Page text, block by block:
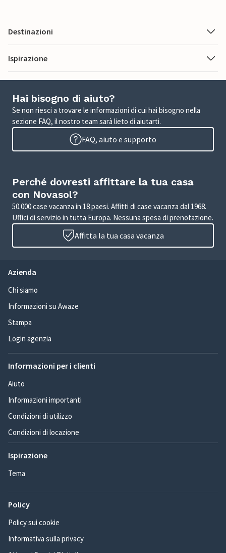
Destinazioni
Ispirazione
Hai bisogno di aiuto?
Se non riesci a trovare le informazioni di cui hai bisogno nella
sezione FAQ, il nostro team sarà lieto di aiutarti.
FAQ, aiuto e supporto
Perché dovresti affittare la tua casa
con Novasol?
50.000 case vacanza in 18 paesi. Affitti di case vacanza dal 1968.
Uffici di servizio in tutta Europa. Nessuna spesa di prenotazione.
Affitta la tua casa vacanza
Azienda
Chi siamo
Informazioni su Awaze
Stampa
Login agenzia
Informazioni per i clienti
Aiuto
Informazioni importanti
Condizioni di utilizzo
Condizioni di locazione
Ispirazione
Tema
Policy
Policy sui cookie
Informativa sulla privacy